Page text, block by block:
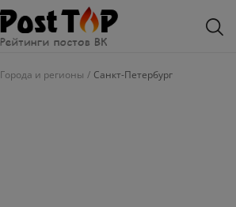
Города и регионы Санкт-Петербург